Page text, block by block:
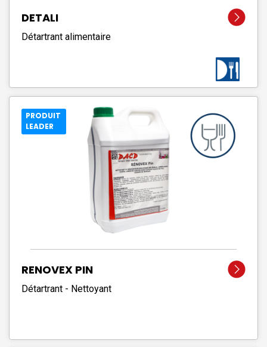
DETALI
Détartrant alimentaire
PRODUIT
LEADER
RENOVEX PIN
Détartrant - Nettoyant